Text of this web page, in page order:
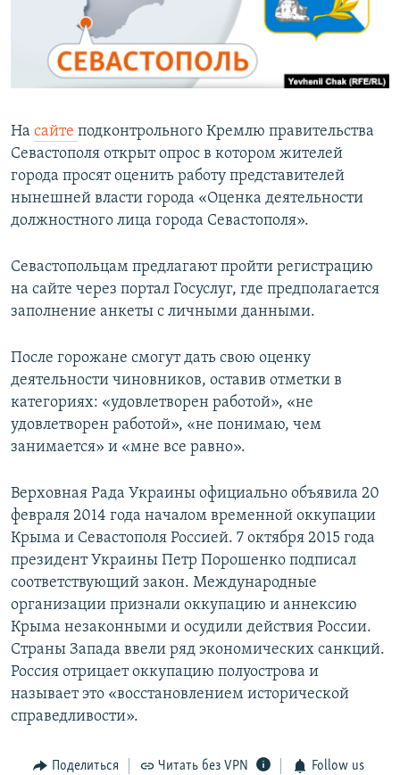
ПОБЕДИТЕЛЕЙ НЕ СУДЯТ?
КРЫМ.НЕПОКОРЕННЫЙ
ELIFBE
ПРИСОЕДИНЯЙТЕСЬ!
Все сайты RFE/RL
На сайте подконтрольного Кремлю правительства
Севастополя открыт опрос в котором жителей
города просят оценить работу представителей
нынешней власти города «Оценка деятельности
должностного лица города Севастополя».
Севастопольцам предлагают пройти регистрацию
на сайте через портал Госуслуг, где предполагается
заполнение анкеты с личными данными.
После горожане смогут дать свою оценку
деятельности чиновников, оставив отметки в
категориях: «удовлетворен работой», «не
удовлетворен работой», «не понимаю, чем
занимается» и «мне все равно».
Верховная Рада Украины официально объявила 20
февраля 2014 года началом временной оккупации
Крыма и Севастополя Россией. 7 октября 2015 года
президент Украины Петр Порошенко подписал
соответствующий закон. Международные
организации признали оккупацию и аннексию
Крыма незаконными и осудили действия России.
Страны Запада ввели ряд экономических санкций.
Россия отрицает оккупацию полуострова и
называет это «восстановлением исторической
справедливости».
Поделиться Читать без VPN Follow us